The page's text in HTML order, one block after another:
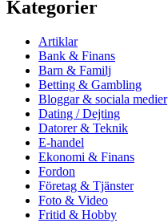
Kategorier
Artiklar
Bank & Finans
Barn & Familj
Betting & Gambling
Bloggar & sociala medier
Dating / Dejting
Datorer & Teknik
E-handel
Ekonomi & Finans
Fordon
Företag & Tjänster
Foto & Video
Fritid & Hobby